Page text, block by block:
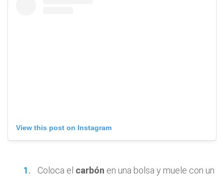
View this post on Instagram
Coloca el carbón en una bolsa y muele con un